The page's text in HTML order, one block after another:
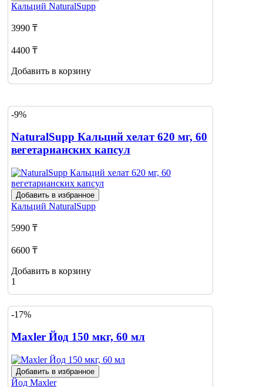
Кальций NaturalSupp
3990 ₸
4400 ₸
Добавить в корзину
-9%
NaturalSupp Кальций хелат 620 мг, 60
вегетарианских капсул
Добавить в избранное
Кальций NaturalSupp
5990 ₸
6600 ₸
Добавить в корзину
1
-17%
Maxler Йод 150 мкг, 60 мл
Добавить в избранное
Йод Maxler